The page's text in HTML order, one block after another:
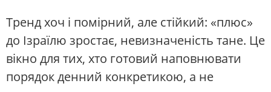
Тренд хоч і помірний, але стійкий: «плюс»
до Ізраїлю зростає, невизначеність тане. Це
вікно для тих, хто готовий наповнювати
порядок денний конкретикою, а не